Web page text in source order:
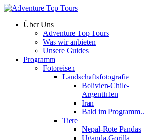
Über Uns
Adventure Top Tours
Was wir anbieten
Unsere Guides
Programm
Fotoreisen
Landschaftsfotografie
Bolivien-Chile-
Argentinien
Iran
Bald im Programm..
Tiere
Nepal-Rote Pandas
Uganda-Gorilla